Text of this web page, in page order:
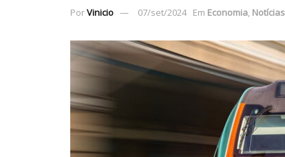
PorVinicio 07/set/2024 Em Economia, Notícias